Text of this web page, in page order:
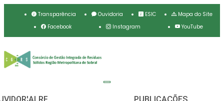
Transparência Ouvidoria ESIC
Mapa do Site
Facebook
Instagram YouTube